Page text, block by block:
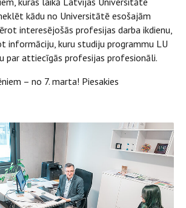
kādu no Universitātē esošajām
interesējošās profesijas darba ikdienu,
informāciju, kuru studiju programmu LU
par attiecīgās profesijas profesionāli.
– no 7. marta! Piesakies